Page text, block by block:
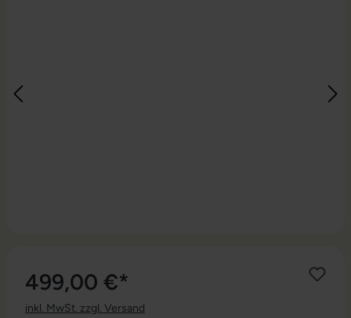
499,00 €*
inkl. MwSt. zzgl. Versand